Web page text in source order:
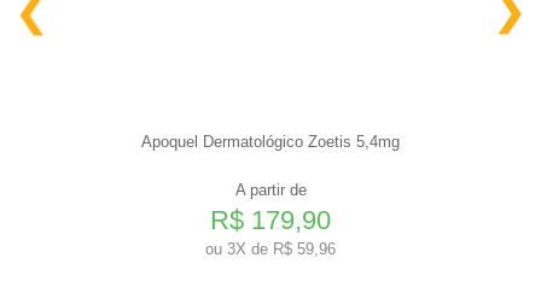
Apoquel Dermatológico Zoetis 5,4mg
A partir de
R$ 179,90
ou 3X de R$ 59,96